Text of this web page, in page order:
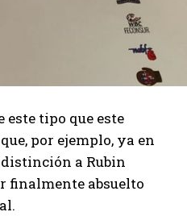
este tipo que este
por ejemplo, ya en
a Rubin
finalmente absuelto